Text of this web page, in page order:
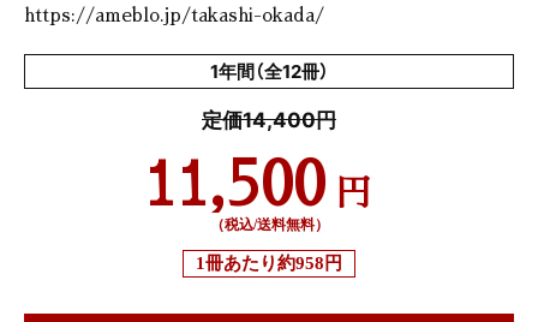
https://ameblo.jp/takashi-okada/
1年間（全12冊）
定価14,400円
11,500 円
（税込/送料無料）
1冊あたり約958円